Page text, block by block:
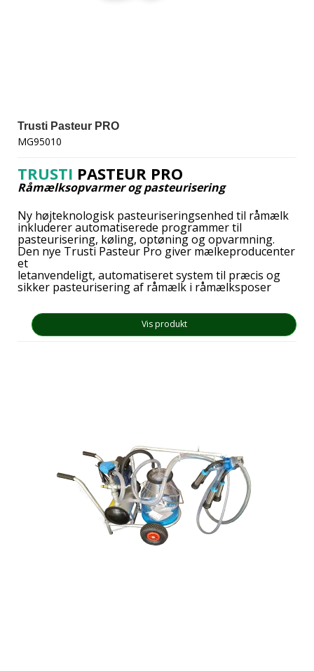
Trusti Pasteur PRO
MG95010
TRUSTI PASTEUR PRO
Råmælksopvarmer og pasteurisering
Ny højteknologisk pasteuriseringsenhed til råmælk
inkluderer automatiserede programmer til
pasteurisering, køling, optøning og opvarmning.
Den nye Trusti Pasteur Pro giver mælkeproducenter
et
letanvendeligt, automatiseret system til præcis og
sikker pasteurisering af råmælk i råmælksposer
Vis produkt